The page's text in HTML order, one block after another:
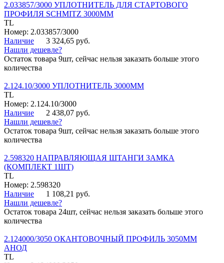
2.033857/3000 УПЛОТНИТЕЛЬ ДЛЯ СТАРТОВОГО
ПРОФИЛЯ SCHMITZ 3000ММ
TL
Номер: 2.033857/3000
Наличие
3 324,65 руб.
Нашли дешевле?
Остаток товара 9шт, сейчас нельзя заказать больше этого
количества
2.124.10/3000 УПЛОТНИТЕЛЬ 3000ММ
TL
Номер: 2.124.10/3000
Наличие
2 438,07 руб.
Нашли дешевле?
Остаток товара 9шт, сейчас нельзя заказать больше этого
количества
2.598320 НАПРАВЛЯЮЩАЯ ШТАНГИ ЗАМКА
(КОМПЛЕКТ 1ШТ)
TL
Номер: 2.598320
Наличие
1 108,21 руб.
Нашли дешевле?
Остаток товара 24шт, сейчас нельзя заказать больше этого
количества
2.124000/3050 ОКАНТОВОЧНЫЙ ПРОФИЛЬ 3050ММ
АНОД
TL